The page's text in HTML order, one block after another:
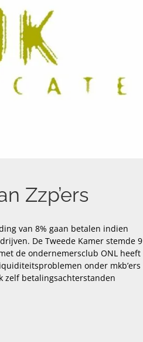
Zzp’ers
van 8% gaan betalen indien
De Tweede Kamer stemde 9
de ondernemersclub ONL heeft
onder mkb’ers
zelf betalingsachterstanden